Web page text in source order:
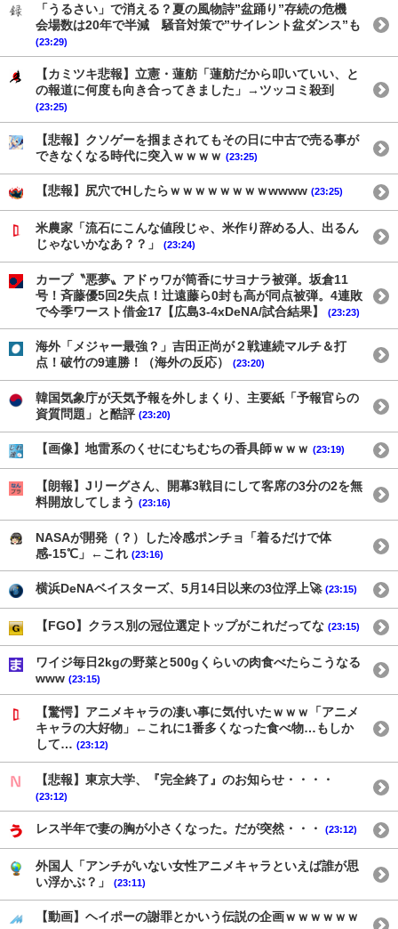
「うるさい」で消える？夏の風物詩”盆踊り”存続の危機
会場数は20年で半減 騒音対策で”サイレント盆ダンス”も
(23:29)
【カミツキ悲報】立憲・蓮舫「蓮舫だから叩いていい、と
の報道に何度も向き合ってきました」→ツッコミ殺到
(23:25)
【悲報】クソゲーを掴まされてもその日に中古で売る事が
できなくなる時代に突入ｗｗｗｗ (23:25)
【悲報】尻穴でHしたらｗｗｗｗｗｗｗｗwwww (23:25)
米農家「流石にこんな値段じゃ、米作り辞める人、出るん
じゃないかなあ？？」
(23:24)
カープ〝悪夢〟アドゥワが筒香にサヨナラ被弾。坂倉11
号！斉藤優5回2失点！辻遠藤ら0封も高が同点被弾。4連敗
で今季ワースト借金17【広島3-4xDeNA/試合結果】
(23:23)
海外「メジャー最強？」吉田正尚が２戦連続マルチ＆打
点！破竹の9連勝！（海外の反応）
(23:20)
韓国気象庁が天気予報を外しまくり、主要紙「予報官らの
資質問題」と酷評 (23:20)
【画像】地雷系のくせにむちむちの香具師ｗｗｗ (23:19)
【朗報】Jリーグさん、開幕3戦目にして客席の3分の2を無
料開放してしまう (23:16)
NASAが開発（？）した冷感ポンチョ「着るだけで体
感-15℃」←これ (23:16)
横浜DeNAベイスターズ、5月14日以来の3位浮上🚀 (23:15)
【FGO】クラス別の冠位選定トップがこれだってな (23:15)
ワイジ毎日2kgの野菜と500gくらいの肉食べたらこうなる
www (23:15)
【驚愕】アニメキャラの凄い事に気付いたｗｗｗ「アニメ
キャラの大好物」←これに1番多くなった食べ物…もしか
して… (23:12)
【悲報】東京大学、『完全終了』のお知らせ・・・・
(23:12)
レス半年で妻の胸が小さくなった。だが突然・・・ (23:12)
外国人「アンチがいない女性アニメキャラといえば誰が思
い浮かぶ？」
(23:11)
【動画】ヘイポーの謝罪とかいう伝説の企画ｗｗｗｗｗｗ